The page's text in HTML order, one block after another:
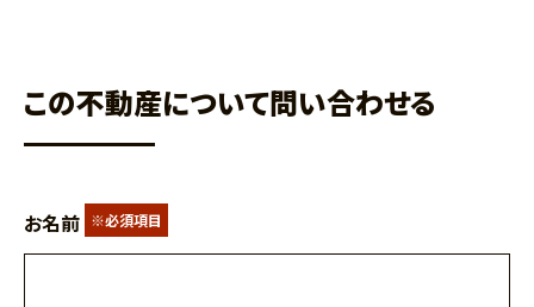
この不動産について問い合わせる
お名前 ※必須項目